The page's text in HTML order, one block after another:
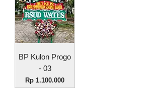
BP Kulon Progo
- 03
Harga
Rp 1.100.000